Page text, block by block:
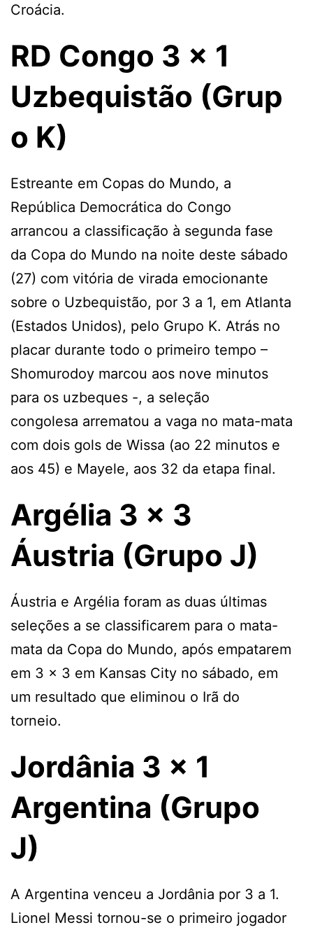
Croácia.
RD Congo 3 x 1
Uzbequistão (Grup
o K)
Estreante em Copas do Mundo, a
República Democrática do Congo
arrancou a classificação à segunda fase
da Copa do Mundo na noite deste sábado
(27) com vitória de virada emocionante
sobre o Uzbequistão, por 3 a 1, em Atlanta
(Estados Unidos), pelo Grupo K. Atrás no
placar durante todo o primeiro tempo –
Shomurodoy marcou aos nove minutos
para os uzbeques -, a seleção
congolesa arrematou a vaga no mata-mata
com dois gols de Wissa (ao 22 minutos e
aos 45) e Mayele, aos 32 da etapa final.
Argélia 3 x 3
Áustria (Grupo J)
Áustria e Argélia foram as duas últimas
seleções a se classificarem para o mata-
mata da Copa do Mundo, após empatarem
em 3 x 3 em Kansas City no sábado, em
um resultado que eliminou o Irã do
torneio.
Jordânia 3 x 1
Argentina (Grupo
J)
A Argentina venceu a Jordânia por 3 a 1.
Lionel Messi tornou-se o primeiro jogador